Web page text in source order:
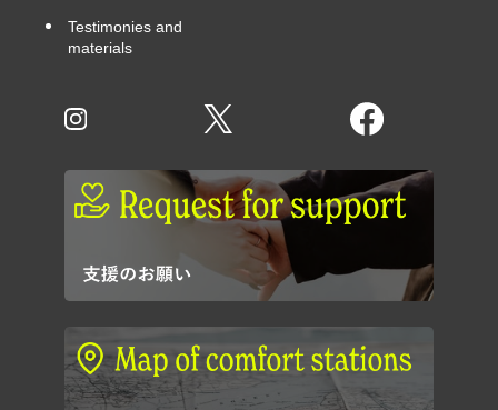
Testimonies and
materials